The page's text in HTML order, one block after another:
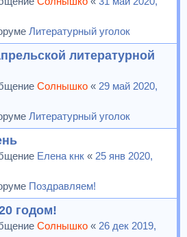
Литературный уголок
литературной
Солнышко « 29 май 2020,
Литературный уголок
Елена кнк « 25 янв 2020,
Поздравляем!
годом!
Солнышко « 26 дек 2019,